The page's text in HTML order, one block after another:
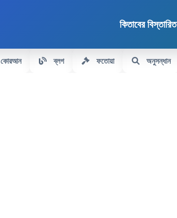
কিতাবের বিস্তারিত
কোরআন ব্লগ ফতোয়া অনুসন্ধান